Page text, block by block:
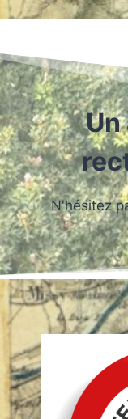
Un
N'hésitez